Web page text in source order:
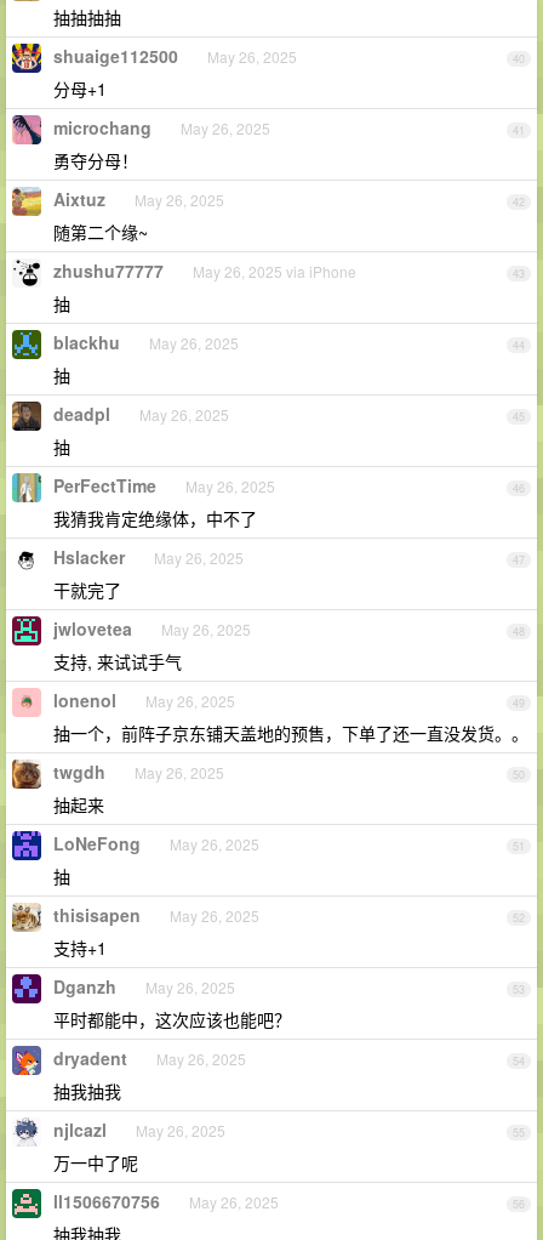
抽抽抽抽
40
shuaige112500 May 26, 2025
分母+1
41
microchang May 26, 2025
勇夺分母！
42
Aixtuz May 26, 2025
随第二个缘~
43
zhushu77777 May 26, 2025 via iPhone
抽
44
blackhu May 26, 2025
抽
45
deadpl May 26, 2025
抽
46
PerFectTime May 26, 2025
我猜我肯定绝缘体，中不了
47
Hslacker May 26, 2025
干就完了
48
jwlovetea May 26, 2025
支持, 来试试手气
49
lonenol May 26, 2025
抽一个，前阵子京东铺天盖地的预售，下单了还一直没发货。。
50
twgdh May 26, 2025
抽起来
51
LoNeFong May 26, 2025
抽
52
thisisapen May 26, 2025
支持+1
53
Dganzh May 26, 2025
平时都能中，这次应该也能吧？
54
dryadent May 26, 2025
抽我抽我
55
njlcazl May 26, 2025
万一中了呢
56
ll1506670756 May 26, 2025
抽我抽我